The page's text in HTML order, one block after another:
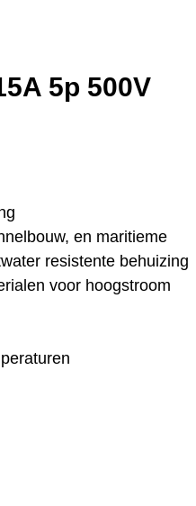
5p 500V
en maritieme
resistente behuizing
voor hoogstroom